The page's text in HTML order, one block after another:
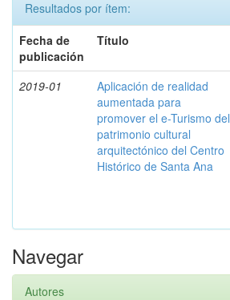
Resultados por ítem:
Fecha de
publicación
Título
2019-01
Aplicación de realidad
aumentada para
promover el e-Turismo del
patrimonio cultural
arquitectónico del Centro
Histórico de Santa Ana
Navegar
Autores